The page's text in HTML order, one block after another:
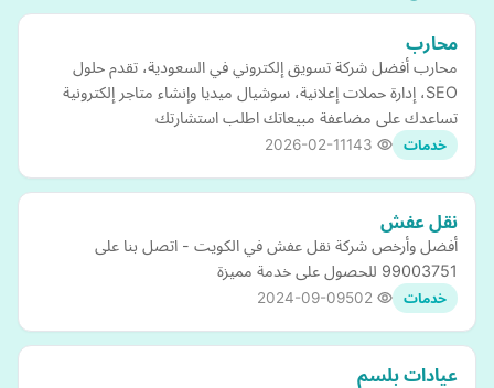
محارب
محارب أفضل شركة تسويق إلكتروني في السعودية، تقدم حلول
SEO، إدارة حملات إعلانية، سوشيال ميديا وإنشاء متاجر إلكترونية
تساعدك على مضاعفة مبيعاتك اطلب استشارتك
خدمات 2026-02-11
نقل عفش
أفضل وأرخص شركة نقل عفش في الكويت - اتصل بنا على
99003751 للحصول على خدمة مميزة
خدمات 2024-09-09
عيادات بلسم